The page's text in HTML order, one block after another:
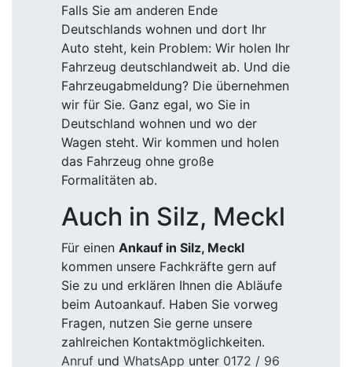
Falls Sie am anderen Ende
Deutschlands wohnen und dort Ihr
Auto steht, kein Problem: Wir holen Ihr
Fahrzeug deutschlandweit ab. Und die
Fahrzeugabmeldung? Die übernehmen
wir für Sie. Ganz egal, wo Sie in
Deutschland wohnen und wo der
Wagen steht. Wir kommen und holen
das Fahrzeug ohne große
Formalitäten ab.
Auch in Silz, Meckl
Für einen Ankauf in Silz, Meckl
kommen unsere Fachkräfte gern auf
Sie zu und erklären Ihnen die Abläufe
beim Autoankauf. Haben Sie vorweg
Fragen, nutzen Sie gerne unsere
zahlreichen Kontaktmöglichkeiten.
Anruf und WhatsApp unter 0172 / 96